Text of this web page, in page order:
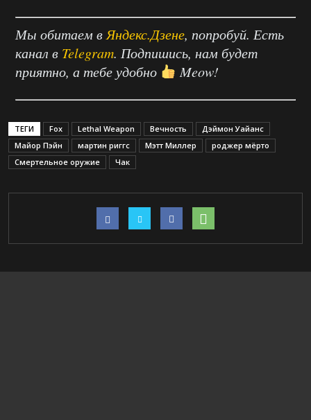
Мы обитаем вЯндекс.Дзене, попробуй. Есть
канал в Telegram. Подпишись, нам будет
приятно, а тебе удобно
Meow!
ТЕГИ Fox Lethal Weapon Вечность
Дэймон Уайанс
Майор Пэйн
мартин риггс Мэтт Миллер
роджер мёрто
Смертельное оружие
Чак